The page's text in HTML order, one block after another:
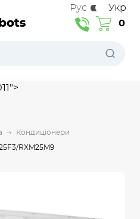
0
Рус Укр
Кондиціонери
RXM25M9